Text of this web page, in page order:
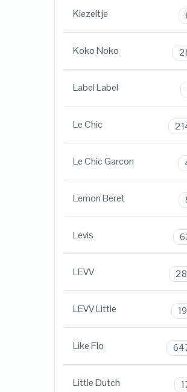
Kiezeltje
Koko Noko
Label Label
Le Chic
Le Chic Garcon
Lemon Beret
Levis
LEVV
LEVV Little
Like Flo
Little Dutch